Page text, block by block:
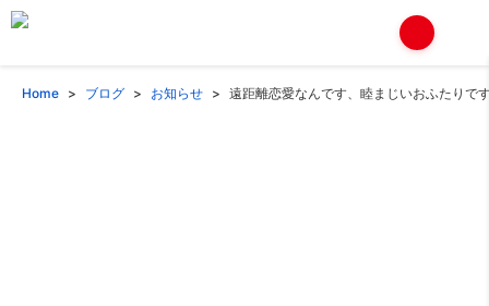
Home ブログ お知らせ 遠距離恋愛なんです、睦まじいおふたりで